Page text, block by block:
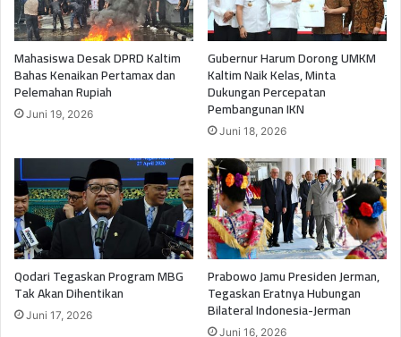
Mahasiswa Desak DPRD Kaltim
Bahas Kenaikan Pertamax dan
Pelemahan Rupiah
Juni 19, 2026
Gubernur Harum Dorong UMKM
Kaltim Naik Kelas, Minta
Dukungan Percepatan
Pembangunan IKN
Juni 18, 2026
Qodari Tegaskan Program MBG
Tak Akan Dihentikan
Juni 17, 2026
Prabowo Jamu Presiden Jerman,
Tegaskan Eratnya Hubungan
Bilateral Indonesia-Jerman
Juni 16, 2026